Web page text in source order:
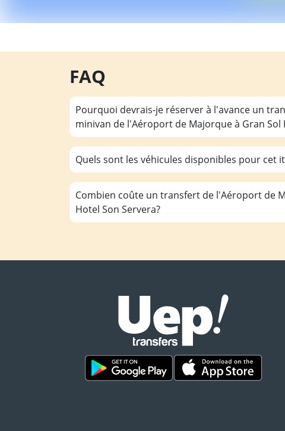
FAQ
Pourquoi devrais-je réserver à l'avance un
minivan de l'Aéroport de Majorque à Gran Sol
Quels sont les véhicules disponibles pour cet
Combien coûte un transfert de l'Aéroport de
Hotel Son Servera?